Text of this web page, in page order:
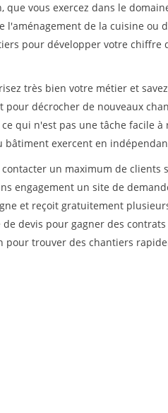
que vous exercez dans le
l'aménagement de la cuisine ou
pour développer votre chiffre
très bien votre métier et
pour décrocher de nouveaux
ce qui n'est pas une tâche facile
bâtiment exercent en
un maximum de
engagement un site de
et reçoit gratuitement
devis pour gagner des
pour trouver des chantiers